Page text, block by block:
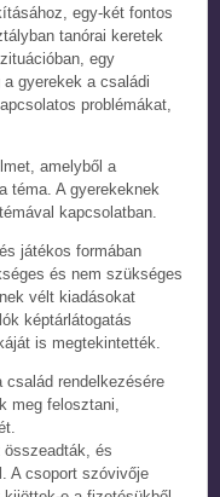
egy-két fontos
tanórai keretek
egy
gyerekek a családi
problémákat,
amelyből a
téma. A gyerekeknek
kapcsolatban.
játékos formában
és nem szükséges
vélt kiadásokat
képtárlátogatás
is megtekintették.
rendelkezésére
meg felosztani,
összeadták, és
A csoport szóvivője